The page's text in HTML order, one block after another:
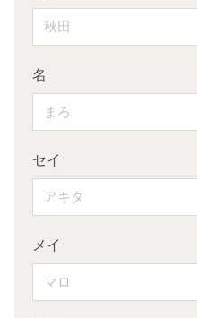
名
セイ
メイ